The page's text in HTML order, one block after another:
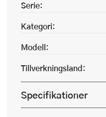
Serie:
Kategori:
Modell:
Tillverkningsland:
Specifikationer